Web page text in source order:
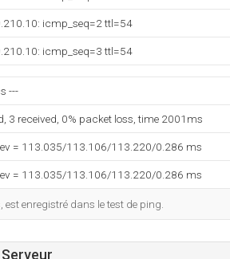
icmp_seq=2 ttl=54
icmp_seq=3 ttl=54
---
3 received, 0% packet loss, time 2001ms
= 113.035/113.106/113.220/0.286 ms
= 113.035/113.106/113.220/0.286 ms
enregistré dans le test de ping.